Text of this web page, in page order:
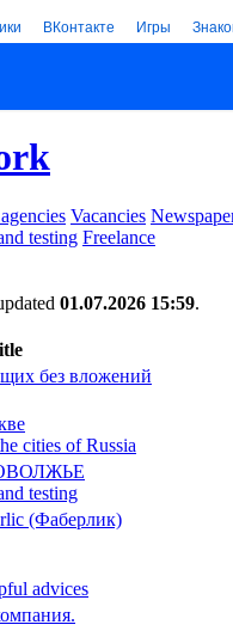
ВКонтакте Игры
Vacancies
testing Freelance
01.07.2026 15:59.
без вложений
cities of Russia
testing
(Фаберлик)
advices